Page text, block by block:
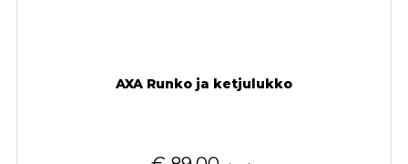
AXA Runko ja ketjulukko